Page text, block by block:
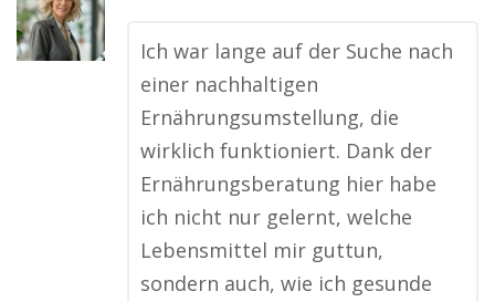
Ich war lange auf der Suche nach
einer nachhaltigen
Ernährungsumstellung, die
wirklich funktioniert. Dank der
Ernährungsberatung hier habe
ich nicht nur gelernt, welche
Lebensmittel mir guttun,
sondern auch, wie ich gesunde